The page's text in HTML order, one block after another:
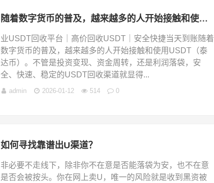
随着数字货币的普及，越来越多的人开始接触和使用USDT
业USDT回收平台｜高价回收USDT｜安全快捷当天到账随着
数字货币的普及，越来越多的人开始接触和使用USDT（泰
达币）。不管是投资变现、资金周转，还是利润落袋，安
全、快速、稳定的USDT回收渠道就显得...
admin 2026-01-12 514 0
如何寻找靠谱出U渠道？
非必要不走线下，除非你不在意是否能落袋为安，也不在意
是否会被按头。你在网上卖U，唯一的风险就是收到黑资被